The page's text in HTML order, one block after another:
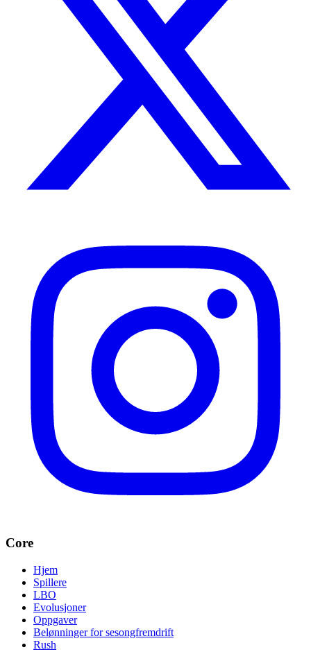
Core
Hjem
Spillere
LBO
Evolusjoner
Oppgaver
Belønninger for sesongfremdrift
Rush